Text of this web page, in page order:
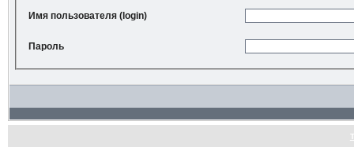
Имя пользователя (login)
Пароль